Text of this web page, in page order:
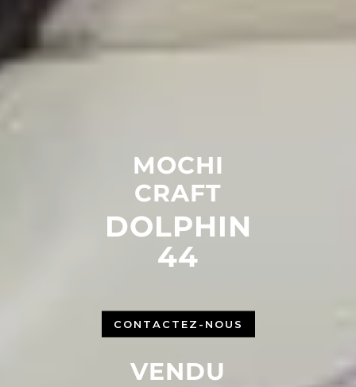
MOCHI
CRAFT
DOLPHIN
44
CONTACTEZ-NOUS
VENDU